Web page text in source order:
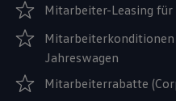
Mitarbeiter-Leasing für
Mitarbeiterkonditionen
Jahreswagen
Mitarbeiterrabatte